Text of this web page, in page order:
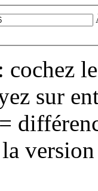
sur
=